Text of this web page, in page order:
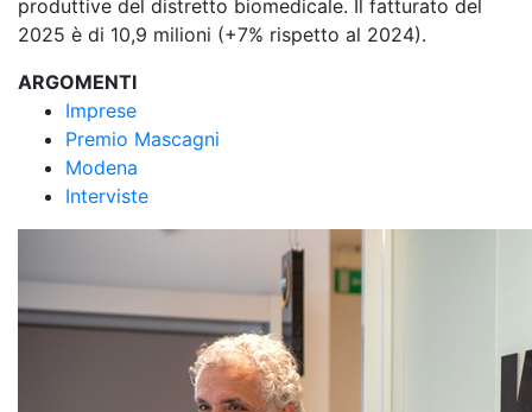
produttive del distretto biomedicale. Il fatturato del
2025 è di 10,9 milioni (+7% rispetto al 2024).
ARGOMENTI
Imprese
Premio Mascagni
Modena
Interviste